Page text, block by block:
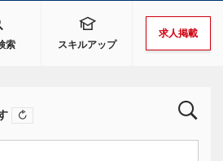
索 スキルアップ
求人掲載